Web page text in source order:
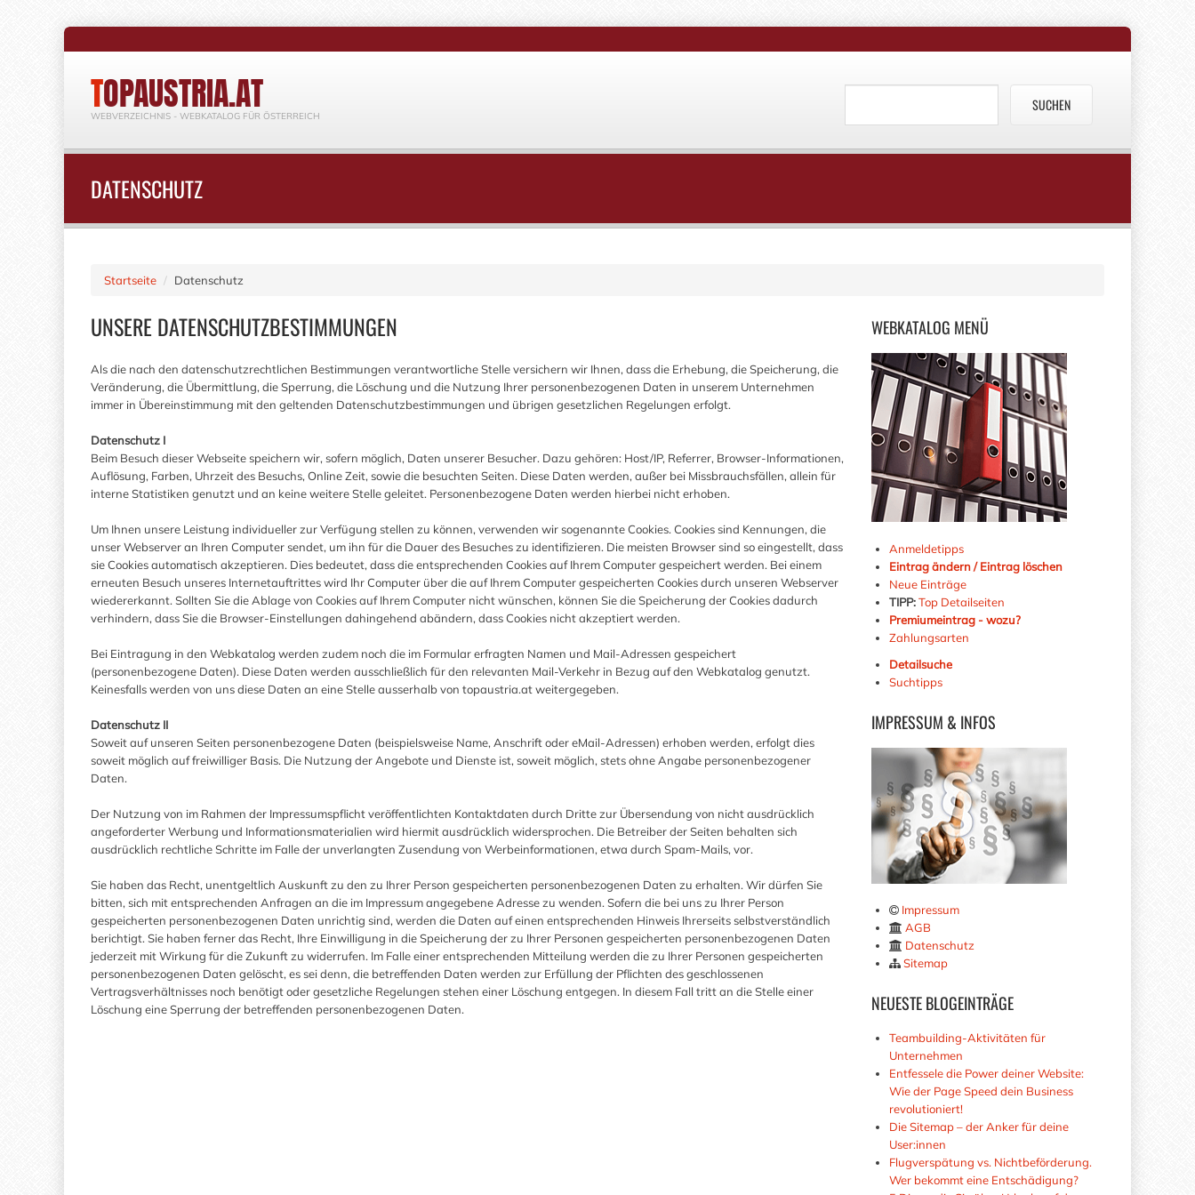
TOPAUSTRIA.AT
WEBVERZEICHNIS - WEBKATALOG FÜR ÖSTERREICH
DATENSCHUTZ
Startseite Datenschutz
UNSERE DATENSCHUTZBESTIMMUNGEN
Als die nach den datenschutzrechtlichen Bestimmungen verantwortliche Stelle versichern wir Ihnen, dass die Erhebung, die Speicherung, die
Veränderung, die Übermittlung, die Sperrung, die Löschung und die Nutzung Ihrer personenbezogenen Daten in unserem Unternehmen
immer in Übereinstimmung mit den geltenden Datenschutzbestimmungen und übrigen gesetzlichen Regelungen erfolgt.
Datenschutz I
Beim Besuch dieser Webseite speichern wir, sofern möglich, Daten unserer Besucher. Dazu gehören: Host/IP, Referrer, Browser-Informationen,
Auflösung, Farben, Uhrzeit des Besuchs, Online Zeit, sowie die besuchten Seiten. Diese Daten werden, außer bei Missbrauchsfällen, allein für
interne Statistiken genutzt und an keine weitere Stelle geleitet. Personenbezogene Daten werden hierbei nicht erhoben.
Um Ihnen unsere Leistung individueller zur Verfügung stellen zu können, verwenden wir sogenannte Cookies. Cookies sind Kennungen, die
unser Webserver an Ihren Computer sendet, um ihn für die Dauer des Besuches zu identifizieren. Die meisten Browser sind so eingestellt, dass
sie Cookies automatisch akzeptieren. Dies bedeutet, dass die entsprechenden Cookies auf Ihrem Computer gespeichert werden. Bei einem
erneuten Besuch unseres Internetauftrittes wird Ihr Computer über die auf Ihrem Computer gespeicherten Cookies durch unseren Webserver
wiedererkannt. Sollten Sie die Ablage von Cookies auf Ihrem Computer nicht wünschen, können Sie die Speicherung der Cookies dadurch
verhindern, dass Sie die Browser-Einstellungen dahingehend abändern, dass Cookies nicht akzeptiert werden.
Bei Eintragung in den Webkatalog werden zudem noch die im Formular erfragten Namen und Mail-Adressen gespeichert
(personenbezogene Daten). Diese Daten werden ausschließlich für den relevanten Mail-Verkehr in Bezug auf den Webkatalog genutzt.
Keinesfalls werden von uns diese Daten an eine Stelle ausserhalb von topaustria.at weitergegeben.
Datenschutz II
Soweit auf unseren Seiten personenbezogene Daten (beispielsweise Name, Anschrift oder eMail-Adressen) erhoben werden, erfolgt dies
soweit möglich auf freiwilliger Basis. Die Nutzung der Angebote und Dienste ist, soweit möglich, stets ohne Angabe personenbezogener
Daten.
Der Nutzung von im Rahmen der Impressumspflicht veröffentlichten Kontaktdaten durch Dritte zur Übersendung von nicht ausdrücklich
angeforderter Werbung und Informationsmaterialien wird hiermit ausdrücklich widersprochen. Die Betreiber der Seiten behalten sich
ausdrücklich rechtliche Schritte im Falle der unverlangten Zusendung von Werbeinformationen, etwa durch Spam-Mails, vor.
Sie haben das Recht, unentgeltlich Auskunft zu den zu Ihrer Person gespeicherten personenbezogenen Daten zu erhalten. Wir dürfen Sie
bitten, sich mit entsprechenden Anfragen an die im Impressum angegebene Adresse zu wenden. Sofern die bei uns zu Ihrer Person
gespeicherten personenbezogenen Daten unrichtig sind, werden die Daten auf einen entsprechenden Hinweis Ihrerseits selbstverständlich
berichtigt. Sie haben ferner das Recht, Ihre Einwilligung in die Speicherung der zu Ihrer Personen gespeicherten personenbezogenen Daten
jederzeit mit Wirkung für die Zukunft zu widerrufen. Im Falle einer entsprechenden Mitteilung werden die zu Ihrer Personen gespeicherten
personenbezogenen Daten gelöscht, es sei denn, die betreffenden Daten werden zur Erfüllung der Pflichten des geschlossenen
Vertragsverhältnisses noch benötigt oder gesetzliche Regelungen stehen einer Löschung entgegen. In diesem Fall tritt an die Stelle einer
Löschung eine Sperrung der betreffenden personenbezogenen Daten.
WEBKATALOG MENÜ
Anmeldetipps
Eintrag ändern / Eintrag löschen
Neue Einträge
TIPP: Top Detailseiten
Premiumeintrag - wozu?
Zahlungsarten
Detailsuche
Suchtipps
IMPRESSUM & INFOS
Impressum
AGB
Datenschutz
Sitemap
NEUESTEBLOGEINTRÄGE
Teambuilding-Aktivitäten für
Unternehmen
Entfessele die Power deiner Website:
Wie der Page Speed dein Business
revolutioniert!
Die Sitemap – der Anker für deine
User:innen
Flugverspätung vs. Nichtbeförderung.
Wer bekommt eine Entschädigung?